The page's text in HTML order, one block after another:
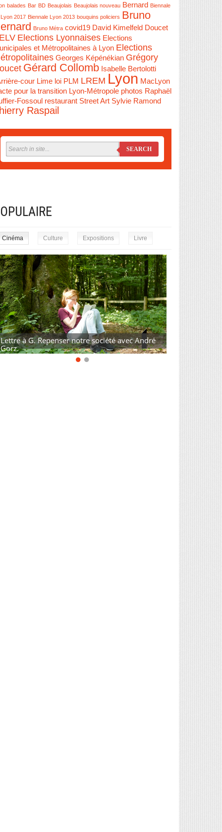
balades Bar BD Beaujolais Beaujolais nouveau Bernard
Biennale
2017 Biennale Lyon 2013 bouquins policiers Bruno
Bruno Métra covid19 David Kimelfeld Doucet
Elections Lyonnaises Elections
et Métropolitaines à Lyon Elections
Georges Képénékian Grégory
Gérard Collomb Isabelle Bertolotti
cour Lime loi PLM LREM Lyon MacLyon
pour la transition Lyon-Métropole photos Raphaël
Fossoul restaurant Street Art Sylvie Ramond
Raspail
SEARCH
Cinéma Culture Expositions Livre
Lettre à G. Repenser notre société avec André
Gorz.